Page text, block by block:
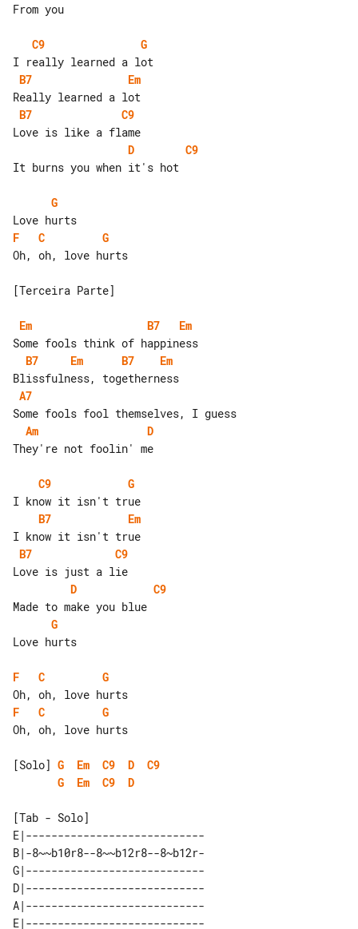
From you
C9
G
B7
Em
B7
C9
D
C9
It burns you when it's hot
G
F
C
G
Oh, oh, love hurts
[Terceira Parte]
Em B7
Em
B7
Em B7
Em
A7
Am
D
They're not foolin' me
C9
G
B7
Em
B7
C9
D
C9
G
Love hurts
F C
G
F
C
G
Oh, oh, love hurts
[Solo] G Em C9 D
C9
G
Em C9 D
[Tab - Solo]
E|----------------------------
B|-8~~b10r8--8~~b12r8--8~b12r-
G|----------------------------
D|----------------------------
A|----------------------------
E|----------------------------